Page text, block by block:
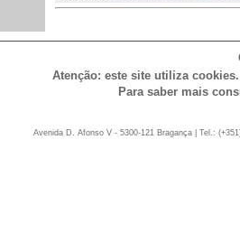
Atenção: este site utiliza
Para saber mais
Avenida D. Afonso V - 5300-121 Bragança | Tel.: